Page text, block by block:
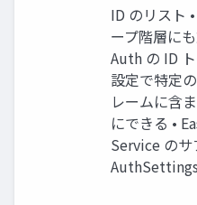
ID のリスト
ープ階層に
Auth の ID
設定で特定
レームに含
にできる •
Service のサ